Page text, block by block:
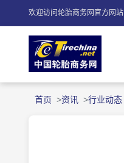
欢迎访问轮胎商务网官方网站
首页 资讯 行业动态